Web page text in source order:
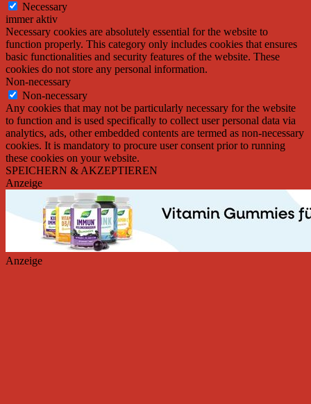
Necessary
immer aktiv
Necessary cookies are absolutely essential for the website to
function properly. This category only includes cookies that ensures
basic functionalities and security features of the website. These
cookies do not store any personal information.
Non-necessary
Non-necessary
Any cookies that may not be particularly necessary for the website
to function and is used specifically to collect user personal data via
analytics, ads, other embedded contents are termed as non-necessary
cookies. It is mandatory to procure user consent prior to running
these cookies on your website.
SPEICHERN & AKZEPTIEREN
Anzeige
Anzeige